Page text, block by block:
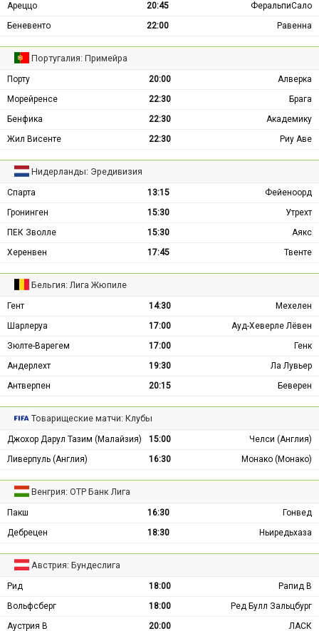
Ареццо 20:45
ФеральпиСало
Беневенто
22:00 Равенна
Португалия: Примейра
Порту 20:00
Алверка
Морейренсе
22:30
Брага
Бенфика
22:30
Академику
Жил Висенте
22:30 Риу Аве
Нидерланды: Эредивизия
Спарта 13:15
Фейеноорд
Гронинген
15:30
Утрехт
ПЕК Зволле
15:30
Аякс
Херенвен
17:45 Твенте
Бельгия: Лига Жюпиле
Гент 14:30
Мехелен
Шарлеруа
17:00
Ауд-Хеверле Лёвен
Зюлте-Варегем
17:00
Генк
Андерлехт
19:30
Ла Лувьер
Антверпен
20:15 Беверен
Товарищеские матчи: Клубы
Джохор Дарул Тазим (Малайзия) 15:00
Челси (Англия)
Ливерпуль (Англия)
16:30 Монако (Монако)
Венгрия: ОТР Банк Лига
Пакш 16:30
Гонвед
Дебрецен
18:30 Ньиредьхаза
Австрия: Бундеслига
Рид 18:00
Рапид В
Вольфсберг
18:00
Ред Булл Зальцбург
Аустрия В
20:00 ЛАСК